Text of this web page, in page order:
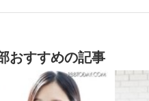
おすすめの記事